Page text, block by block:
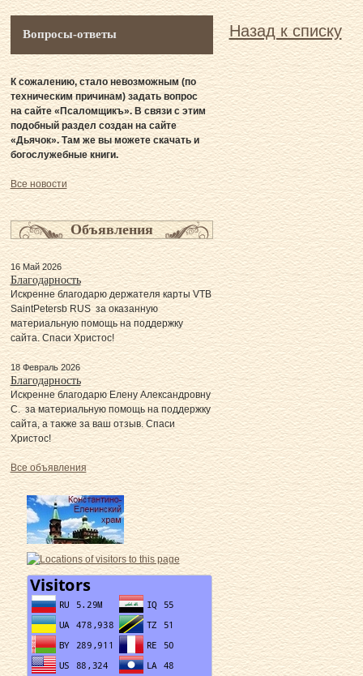
Назад к списку
Вопросы-ответы
К сожалению, стало невозможным (по
техническим причинам) задать вопрос
на сайте «Псаломщикъ». В связи с этим
подобный раздел создан на сайте
«Дьячок». Там же вы можете скачать и
богослужебные книги.
Все новости
Объявления
16 Май 2026
Благодарность
Искренне благодарю держателя карты VTB
SaintPetersb RUS за оказанную
материальную помощь на поддержку
сайта. Спаси Христос!
18 Февраль 2026
Благодарность
Искренне благодарю Елену Александровну
С. за материальную помощь на поддержку
сайта, а также за ваш отзыв. Спаси
Христос!
Все объявления